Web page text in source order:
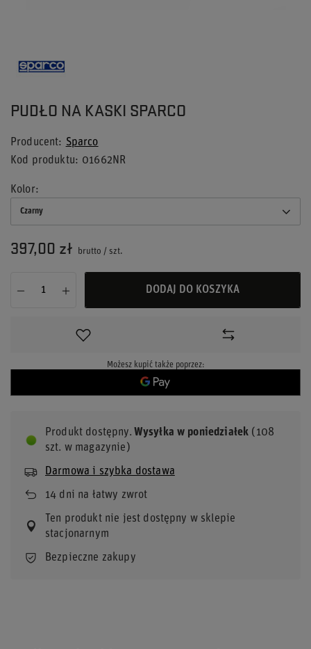
PUDŁO NA KASKI SPARCO
Producent
Sparco
Kod produktu
01662NR
Kolor
Czarny
397,00 zł brutto / szt.
DODAJ DO KOSZYKA
Możesz kupić także poprzez:
Produkt dostępny Wysyłkaw poniedziałek (108
szt. w magazynie)
Darmowa i szybka dostawa
14 dni na łatwy zwrot
Ten produkt nie jest dostępny w sklepie
stacjonarnym
Bezpieczne zakupy